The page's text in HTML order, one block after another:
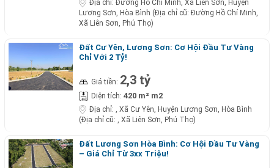
Địa chỉ: Đường Hồ Chí Minh, Xã Liên Sơn, Huyện
Lương Sơn, Hòa Bình (Địa chỉ cũ: Đường Hồ Chí Minh,
Xã Liên Sơn, Phú Thọ)
Đất Cư Yên, Lương Sơn: Cơ Hội Đầu Tư Vàng
Chỉ Với 2 Tỷ!
Giá tiền: 2,3 tỷ
Diện tích: 420 m² m2
Địa chỉ:
, Xã Cư Yên, Huyện Lương Sơn, Hòa Bình
(Địa chỉ cũ: , Xã Liên Sơn, Phú Thọ)
Đất Lương Sơn Hòa Bình: Cơ Hội Đầu Tư Vàng
– Giá Chỉ Từ 3xx Triệu!